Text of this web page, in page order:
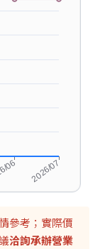
參考；實際價
洽詢承辦營業